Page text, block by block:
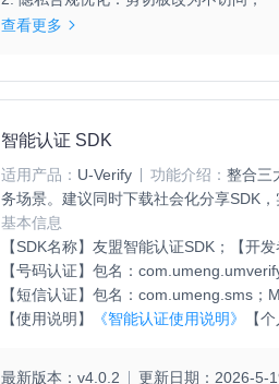
3. 唤端参数解析优化：url参数改为非必要
查看更多
智能认证 SDK
适用产品： U-Verify 功能介绍： 整合三
务场景。建议同时下载社会化分享SDK，
基本信息
【SDK名称】 友盟智能认证SDK； 【开发
【号码认证】 包名：
【短信认证】 包名：com.umeng.sms；
【使用说明】
《智能认证使用说明》 【
最新版本： v4.0.2 更新日期： 2026-5-